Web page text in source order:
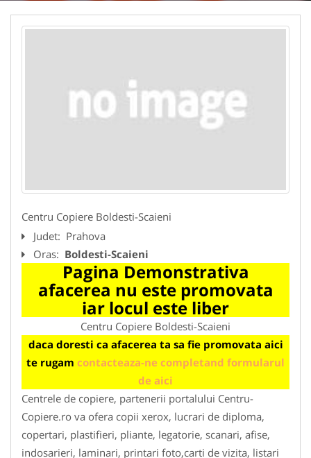
Centru Copiere Boldesti-Scaieni
Judet: Prahova
Oras: Boldesti-Scaieni
Pagina Demonstrativa
afacerea nu este promovata
iar locul este liber
Centru Copiere Boldesti-Scaieni
daca doresti ca afacerea ta sa fie promovata aici
te rugam contacteaza-ne completand formularul
de aici
Centrele de copiere, partenerii portalului Centru-
Copiere.ro va ofera copii xerox, lucrari de diploma,
copertari, plastifieri, pliante, legatorie, scanari, afise,
indosarieri, laminari, printari foto,carti de vizita, listari